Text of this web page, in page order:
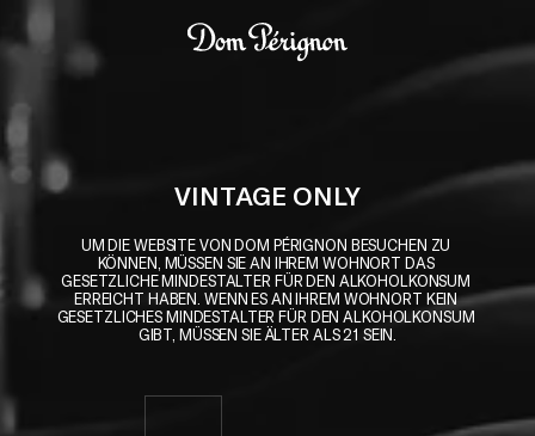
VINTAGE ONLY
UM DIE WEBSITE VON DOM PÉRIGNON BESUCHEN ZU
KÖNNEN, MÜSSEN SIE AN IHREM WOHNORT DAS
GESETZLICHE MINDESTALTER FÜR DEN ALKOHOLKONSUM
ERREICHT HABEN. WENN ES AN IHREM WOHNORT KEIN
GESETZLICHES MINDESTALTER FÜR DEN ALKOHOLKONSUM
GIBT, MÜSSEN SIE ÄLTER ALS 21 SEIN.